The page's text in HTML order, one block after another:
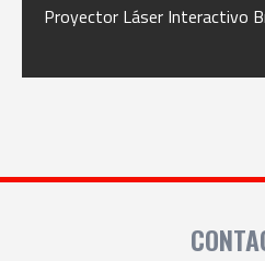
Proyector Láser Interactivo